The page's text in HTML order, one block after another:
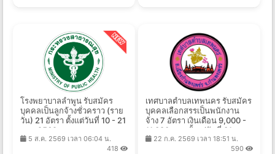
โรงพยาบาลลำพูน รับสมัคร
บุคคลเป็นลูกจ้างชั่วคราว (ราย
วัน) 21 อัตรา ตั้งแต่วันที่ 10 - 21
ส.ค. 2569
5 ส.ค. 2569 เวลา 06:04 น.
418
เทศบาลตําบลเทพนคร รับสมัคร
บุคคลเลือกสรรเป็นพนักงาน
จ้าง 7 อัตรา เงินเดือน 9,000 -
11,380 บาท ตั้งแต่วันที่ 31 ก.ค.
- 10 ส.ค. 2569
22 ก.ค. 2569 เวลา 18:51 น.
590